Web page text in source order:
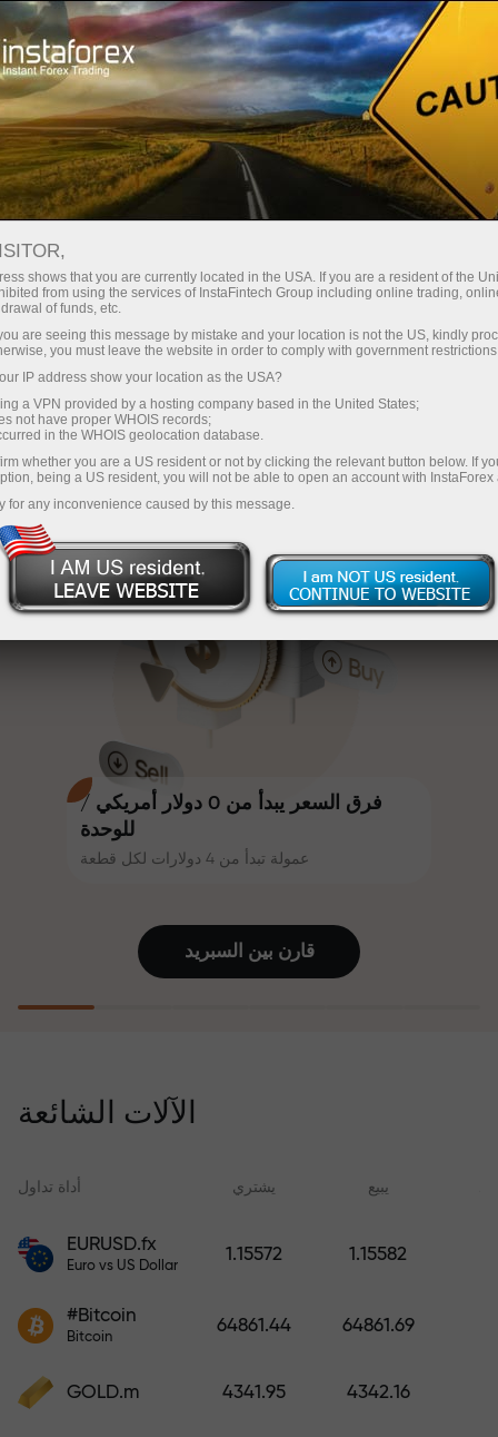
InstaForex
فرق السعر يبدأ من 0 دولار أمريكي /
للوحدة
عمولة تبدأ من 4 دولارات لكل قطعة
مع إنستا فوركس، يمكنك الوصول إلى
إلى 1:5000، وبعض من أفضل فروق
الأسعار والعمولات في السوق، وظروف
مواتية لتداول الأسهم والمؤشرات
فوركس الحصول على مكافأة تصل إلى
30% على إيداعه، والاستفادة من
عروض ترويجية وعروض خاصة أخرى.
تتشارك سرعة المسار وسرعة التداول
نفس القيم. يُضفي أليش لوبرايس
عناصر الحماس والانضباط على عالم
التداول، ويعمل كشريك يُلهم العملاء
لتحقيق أهداف طموحة.
إنستا فوركس على هاتف آيفون أو ماك
بوك أو رحلة أحلامه بمجرد إيداعه مبلغًا
من المال.
خسائرك ويضمن لك مضاعفة أرباحك
ثلاث مرات خلال ستة أشهر. تداول
مطبعياً. كلما زاد مبلغ الإيداع، زادت
صغير الحجم
30% مكافأة
لكل إيداع
سرعة
في التجارة وعلى الطريق السريع
جائزة هديتك الشخصية الكبرى
قم بإيداع المبلغ في حسابك باستخدام $333 — اختر هدية
تصل قيمتها إلى $1,500
تداول بدون مخاطرة -
نحن نضمن أرباحك
مكافأة تصل إلى 1000 ضعف - أكبر
قارن بين السبرید
الآلات الشائعة
أداة تداول يشتري يبيع
EURUSD.fx
Euro vs US Dollar
1.15572 1.15582
#Bitcoin
Bitcoin
64861.44 64861.69
GOLD.m 4341.95 4342.16
shows that you are currently located in the USA. If you are a resident of the
from using the services of InstaFintech Group including online trading,
of funds, etc.
are seeing this message by mistake and your location is not the US, kindly
you must leave the website in order to comply with government
IP address show your location as the USA?
a VPN provided by a hosting company based in the United States;
not have proper WHOIS records;
in the WHOIS geolocation database.
whether you are a US resident or not by clicking the relevant button below. If
being a US resident, you will not be able to open an account with InstaForex
for any inconvenience caused by this message.